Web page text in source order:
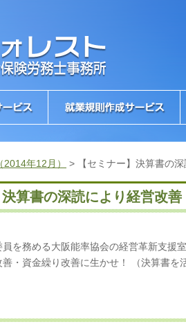
年12月） > 【セミナー】決算書の
決算書の深読により経営改
を務める大阪能率協会の経営革新支援
・資金繰り改善に生かせ！ （決算書